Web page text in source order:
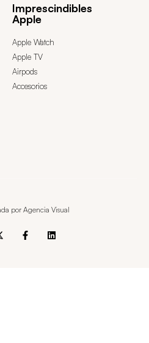
Imprescindibles
Apple
Apple Watch
Apple TV
Airpods
Accesorios
por Agencia Visual